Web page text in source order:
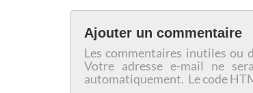
Ajouter un commentaire
Les commentaires inutiles ou
Votre adresse e-mail ne
automatiquement. Le code